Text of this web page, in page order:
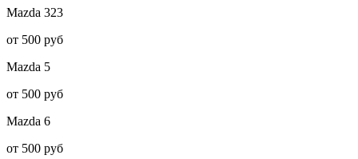
Mazda 323
от 500 руб
Mazda 5
от 500 руб
Mazda 6
от 500 руб